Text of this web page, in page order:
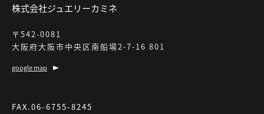
株式会社ジュエリーカミネ
〒542-0081
大阪府大阪市中央区南船場2-7-16 801
google map
FAX.06-6755-8245